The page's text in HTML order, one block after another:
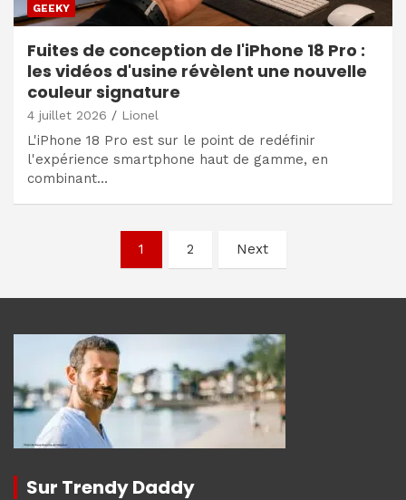
GEEKY
Fuites de conception de l'iPhone 18 Pro :
les vidéos d'usine révèlent une nouvelle
couleur signature
4 juillet 2026 Lionel
L'iPhone 18 Pro est sur le point de redéfinir
l'expérience smartphone haut de gamme, en
combinant…
articles
1 2 Next
Sur Trendy Daddy